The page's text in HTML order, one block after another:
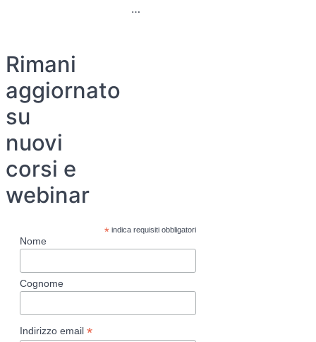
…
Rimani
aggiornato
su
nuovi
corsi e
webinar
*indica requisiti obbligatori
Nome
Cognome
Indirizzo email *